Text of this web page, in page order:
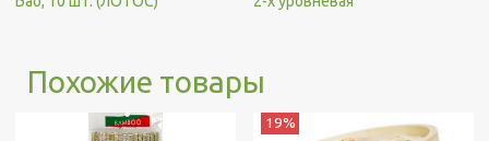
Похожие товары
19%